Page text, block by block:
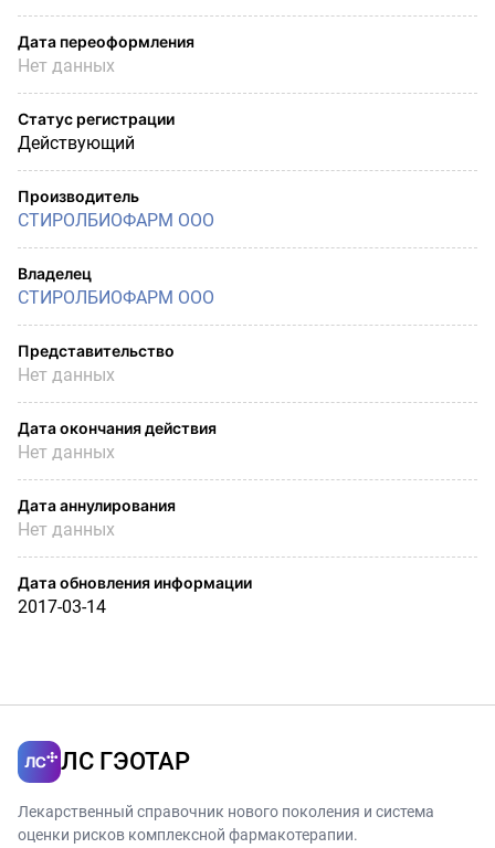
Дата переоформления
Нет данных
Статус регистрации
Действующий
Производитель
СТИРОЛБИОФАРМ ООО
Владелец
СТИРОЛБИОФАРМ ООО
Представительство
Нет данных
Дата окончания действия
Нет данных
Дата аннулирования
Нет данных
Дата обновления информации
2017-03-14
ЛС ГЭОТАР
Лекарственный справочник нового поколения и система
оценки рисков комплексной фармакотерапии.